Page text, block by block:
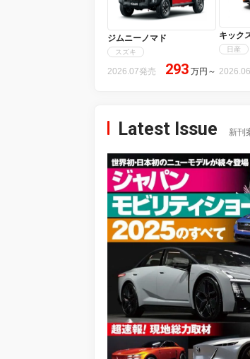
ジムニーノマド
スズキ
2026.07発売 293 万円 ～
キック
日産
Latest Issue 新刊